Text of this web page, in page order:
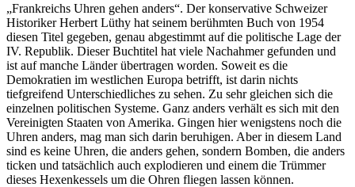
„Frankreichs Uhren gehen anders“. Der konservative Schweizer
Historiker Herbert Lüthy hat seinem berühmten Buch von 1954
diesen Titel gegeben, genau abgestimmt auf die politische Lage der
IV. Republik. Dieser Buchtitel hat viele Nachahmer gefunden und
ist auf manche Länder übertragen worden. Soweit es die
Demokratien im westlichen Europa betrifft, ist darin nichts
tiefgreifend Unterschiedliches zu sehen. Zu sehr gleichen sich die
einzelnen politischen Systeme. Ganz anders verhält es sich mit den
Vereinigten Staaten von Amerika. Gingen hier wenigstens noch die
Uhren anders, mag man sich darin beruhigen. Aber in diesem Land
sind es keine Uhren, die anders gehen, sondern Bomben, die anders
ticken und tatsächlich auch explodieren und einem die Trümmer
dieses Hexenkessels um die Ohren fliegen lassen können.